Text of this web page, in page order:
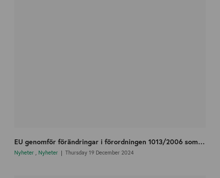
EU genomför förändringar i förordningen 1013/2006 som avser transporter av elektriska och elektroniskt avfall.
Nyheter , Nyheter Thursday 19 December 2024